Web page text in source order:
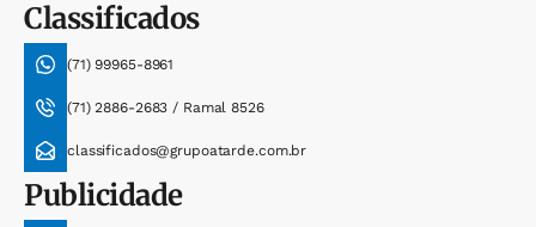
Classificados
(71) 99965-8961
(71) 2886-2683 / Ramal 8526
classificados@grupoatarde.com.br
Publicidade